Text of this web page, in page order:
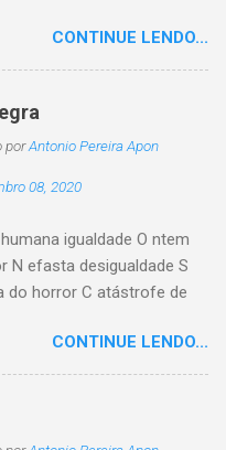
assista o tempo
Mas, há também quem
a tudo, tem quem aprenda
Eu tenho aprendido:
CONTINUE LENDO...
porAntonio Pereira Apon
08, 2020
igualdade O ntem
N efasta desigualdade S
do horror C atástrofe de
sempre linda C ultura
na cidadania A gentes
CONTINUE LENDO...